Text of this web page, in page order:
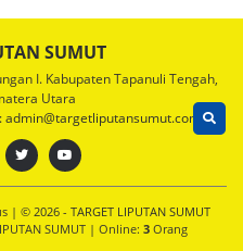
SUMUT
I. Kabupaten Tapanuli Tengah,
Utara
| © 2026 - TARGET LIPUTAN SUMUT
SUMUT | Online: 3 Orang